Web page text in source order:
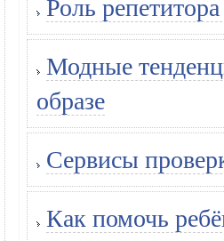
Роль
Модные
образе
Сервисы
Как помочь